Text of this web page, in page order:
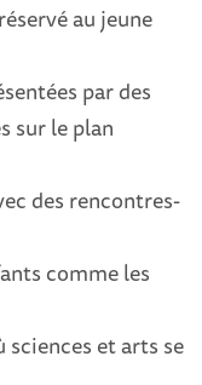
au jeune
par des
sur le plan
des rencontres-
comme les
sciences et arts se